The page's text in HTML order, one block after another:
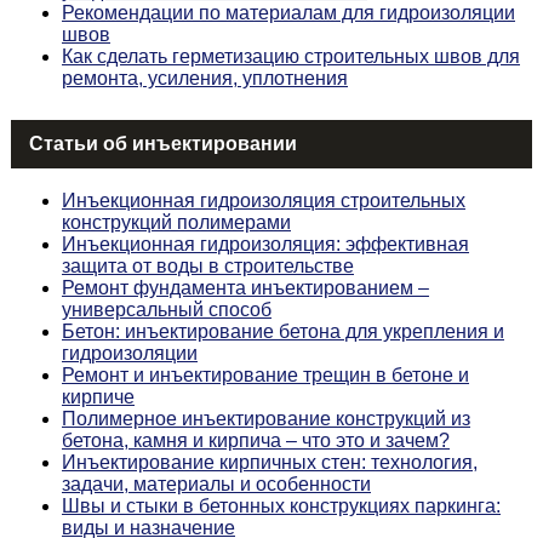
Рекомендации по материалам для гидроизоляции
швов
Как сделать герметизацию строительных швов для
ремонта, усиления, уплотнения
Статьи об инъектировании
Инъекционная гидроизоляция строительных
конструкций полимерами
Инъекционная гидроизоляция: эффективная
защита от воды в строительстве
Ремонт фундамента инъектированием –
универсальный способ
Бетон: инъектирование бетона для укрепления и
гидроизоляции
Ремонт и инъектирование трещин в бетоне и
кирпиче
Полимерное инъектирование конструкций из
бетона, камня и кирпича – что это и зачем?
Инъектирование кирпичных стен: технология,
задачи, материалы и особенности
Швы и стыки в бетонных конструкциях паркинга:
виды и назначение